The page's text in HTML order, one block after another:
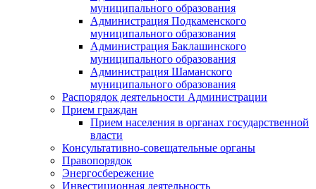
муниципального образования
Администрация Подкаменского
муниципального образования
Администрация Баклашинского
муниципального образования
Администрация Шаманского
муниципального образования
Распорядок деятельности Администрации
Прием граждан
Прием населения в органах государственной
власти
Консультативно-совещательные органы
Правопорядок
Энергосбережение
Инвестиционная деятельность